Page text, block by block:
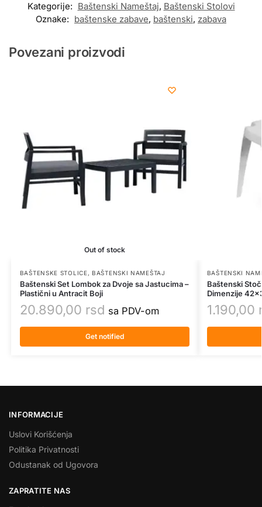
Kategorije: Baštenski Nameštaj, Baštenski Stolovi
Oznake: baštenske zabave, baštenski, zabava
Povezani proizvodi
Out of stock
BAŠTENSKE STOLICE,BAŠTENSKI NAMEŠTAJ
Baštenski Set Lombok za Dvoje sa Jastucima –
Plastični u Antracit Boji
20.890,00 rsd sa PDV-om
Get notified
BAŠTENSKI
Baštenski
Dimenzije
1.190,00
INFORMACIJE
Uslovi Korišćenja
Politika Privatnosti
Odustanak od Ugovora
ZAPRATITE NAS